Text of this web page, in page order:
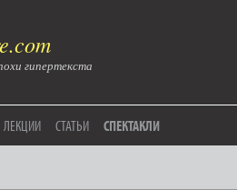
гипертекста
ЛЕКЦИИ СТАТЬИ СПЕКТАКЛИ